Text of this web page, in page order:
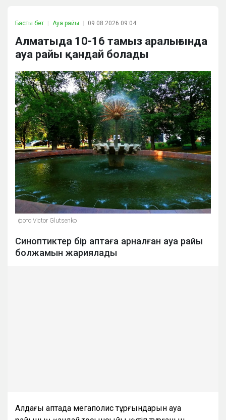
Басты бет Ауа райы 09.08.2026 09:04
Алматыда 10-16 тамыз аралығында
ауа райы қандай болады
фото Victor Glutsenko
Синоптиктер бір аптаға арналған ауа райы
болжамын жариялады
Алдағы аптада мегаполис тұрғындарын ауа